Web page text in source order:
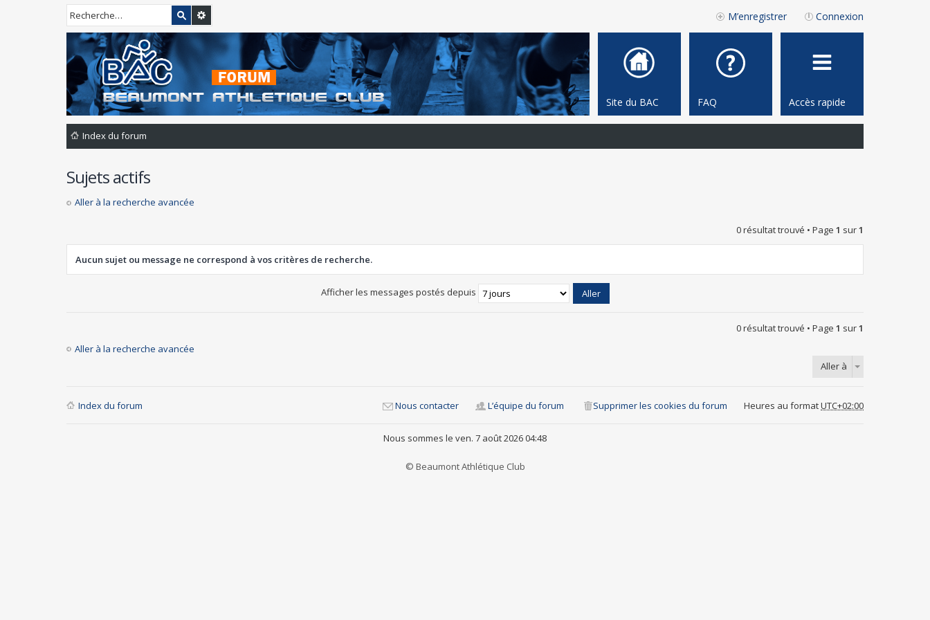
Connexion
M’enregistrer
Accès rapide
FAQ
Site du BAC
Index du forum
Sujets actifs
Aller à la recherche avancée
0 résultat trouvé • Page 1 sur1
Aucun sujet ou message ne correspond à vos critères de recherche.
Afficher les messages postés depuis
0 résultat trouvé • Page 1 sur1
Aller à la recherche avancée
Aller à
Index du forum Heures au formatUTC+02:00
Supprimer les cookies du forum
L’équipe du forum
Nous contacter
Nous sommes le ven. 7 août 2026 04:48
© Beaumont Athlétique Club